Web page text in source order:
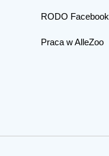
RODO Facebook
Praca w AlleZoo